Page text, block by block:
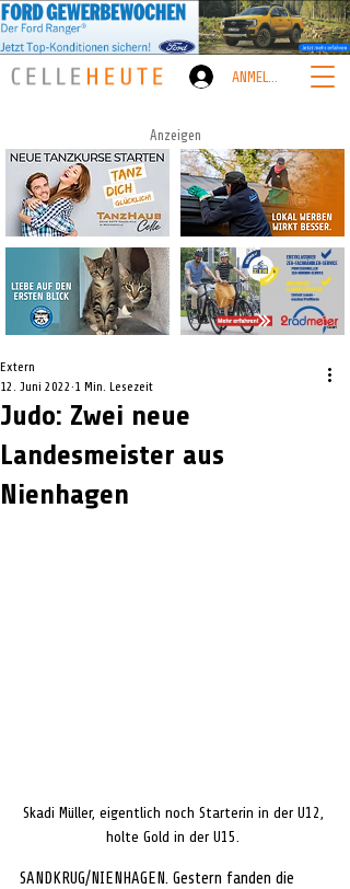
ANMELDEN
Anzeigen
Judo: Zwei neue
Landesmeister aus
Nienhagen
Extern
12. Juni 2022 1 Min. Lesezeit
Skadi Müller, eigentlich noch Starterin in der U12,
holte Gold in der U15.
SANDKRUG/NIENHAGEN. Gestern fanden die